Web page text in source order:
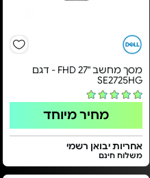
מסך מחשב "FHD 27 - דגם
SE2725HG
מחיר מיוחד
אחריות יבואן רשמי
משלוח חינם